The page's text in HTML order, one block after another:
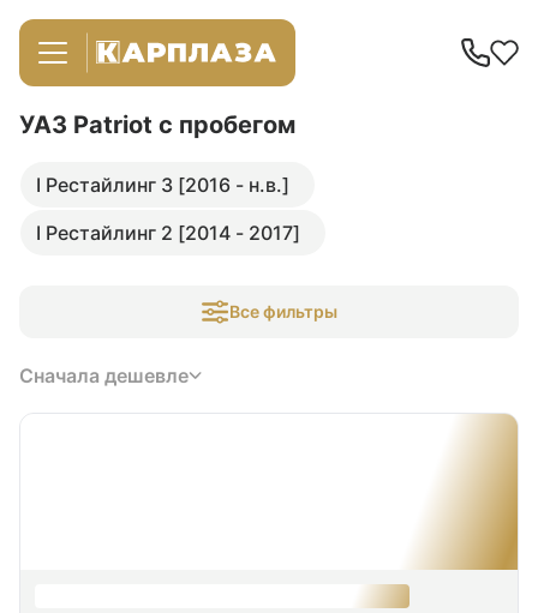
УАЗ Patriot с пробегом
I Рестайлинг 3 [2016 - н.в.]
I Рестайлинг 2 [2014 - 2017]
Все фильтры
Сначала дешевле